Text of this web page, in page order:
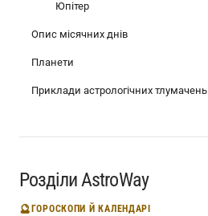
Юпітер
Опис місячних днів
Планети
Приклади астрологічних тлумачень
Розділи AstroWay
🔮ГОРОСКОПИ Й КАЛЕНДАРІ